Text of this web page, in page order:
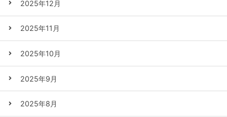
2025年12月
2025年11月
2025年10月
2025年9月
2025年8月